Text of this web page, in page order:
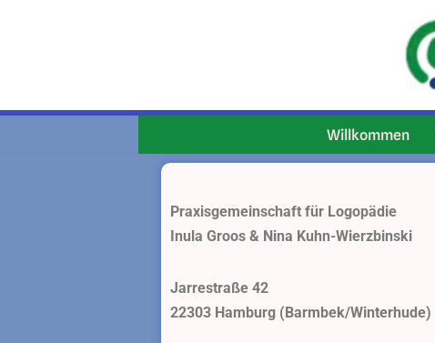
Willkommen
Praxisgemeinschaft für Logopädie
Inula Groos & Nina Kuhn-Wierzbinski
Jarrestraße 42
22303 Hamburg (Barmbek/Winterhude)